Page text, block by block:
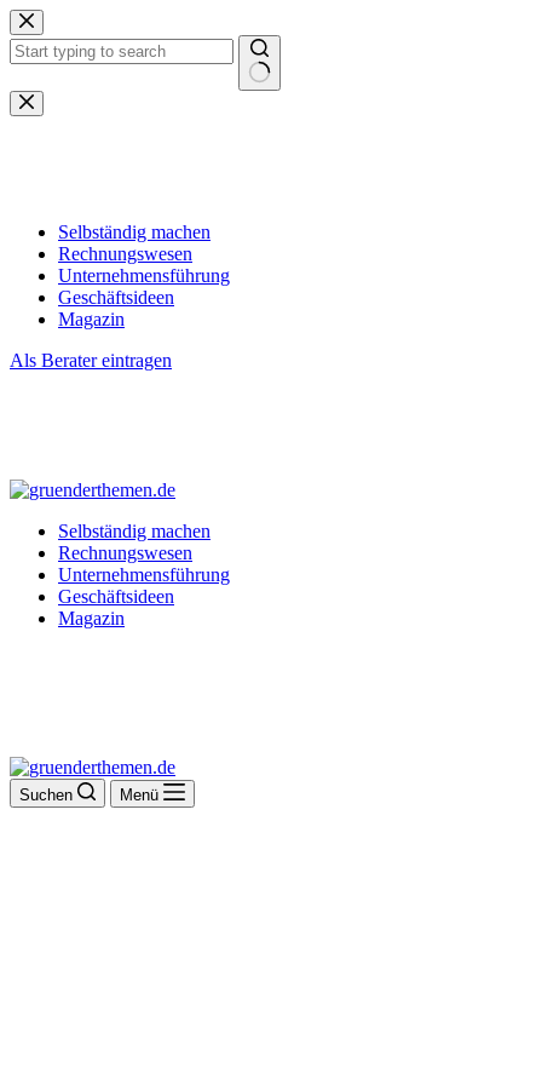
Zum
Inhalt
springen
Keine
Ergebnisse
Selbständig machen
Rechnungswesen
Unternehmensführung
Geschäftsideen
Magazin
Als Berater eintragen
Selbständig machen
Rechnungswesen
Unternehmensführung
Geschäftsideen
Magazin
Suchen Menü